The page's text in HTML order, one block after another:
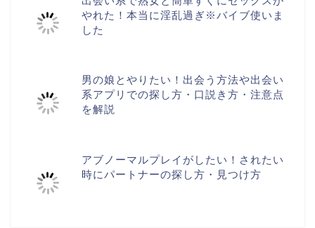
やれた！本当に淫乱過ぎ※バイブ使いま
した
男の娘とやりたい！出会う方法や出会い
系アプリでの探し方・口説き方・注意点
を解説
アブノーマルプレイがしたい！されたい
時にパートナーの探し方・見つけ方